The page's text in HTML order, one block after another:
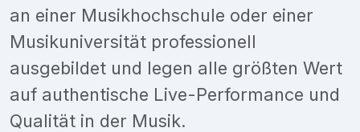
an einer Musikhochschule oder einer
Musikuniversität professionell
ausgebildet und legen alle größten Wert
auf authentische Live-Performance und
Qualität in der Musik.